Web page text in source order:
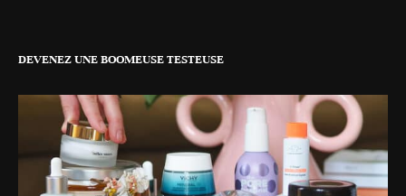
DEVENEZ UNE BOOMEUSE TESTEUSE